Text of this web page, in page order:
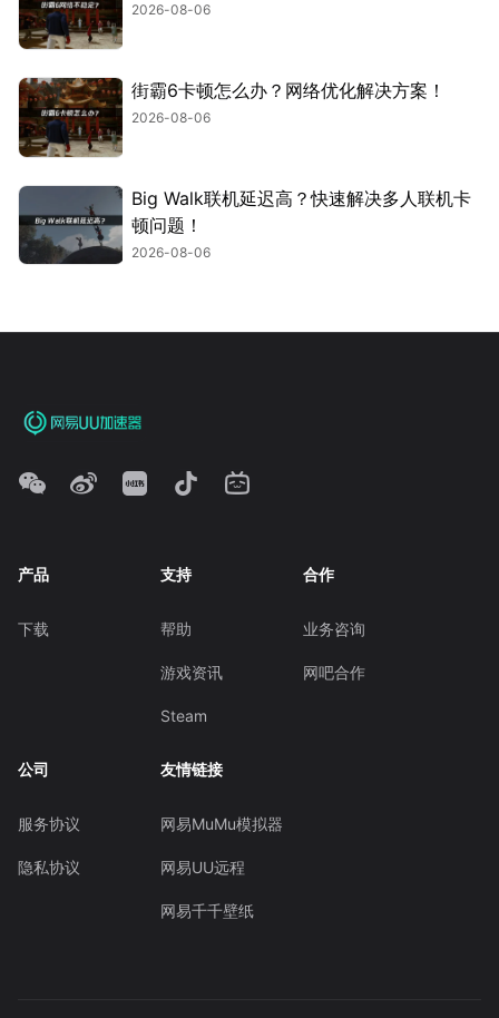
2026-08-06
街霸6卡顿怎么办？网络优化解决方案！
2026-08-06
Big Walk联机延迟高？快速解决多人联机卡
顿问题！
2026-08-06
产品
下载
支持
帮助
游戏资讯
Steam
合作
业务咨询
网吧合作
公司
服务协议
隐私协议
友情链接
网易MuMu模拟器
网易UU远程
网易千千壁纸